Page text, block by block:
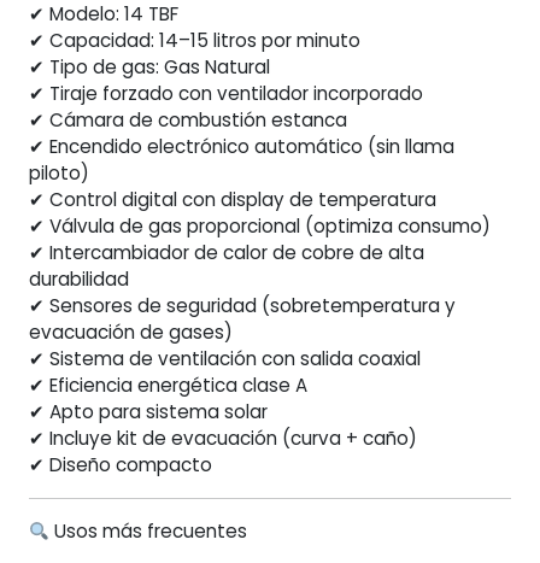
✔ Modelo: 14 TBF
✔ Capacidad: 14–15 litros por minuto
✔ Tipo de gas: Gas Natural
✔ Tiraje forzado con ventilador incorporado
✔ Cámara de combustión estanca
✔ Encendido electrónico automático (sin llama
piloto)
✔ Control digital con display de temperatura
✔ Válvula de gas proporcional (optimiza consumo)
✔ Intercambiador de calor de cobre de alta
durabilidad
✔ Sensores de seguridad (sobretemperatura y
evacuación de gases)
✔ Sistema de ventilación con salida coaxial
✔ Eficiencia energética clase A
✔ Apto para sistema solar
✔ Incluye kit de evacuación (curva + caño)
✔ Diseño compacto
Usos más frecuentes